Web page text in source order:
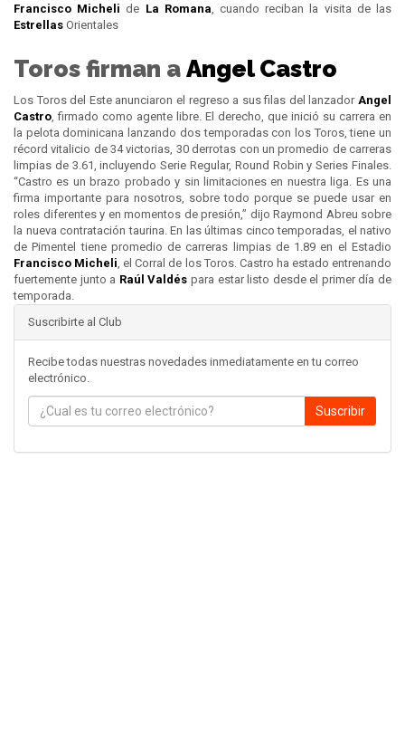
Francisco Micheli de La Romana , cuando reciban la visita de las
Estrellas Orientales
Toros firman a Angel Castro
Los Toros del Este anunciaron el regreso a sus filas del lanzador Angel
Castro , firmado como agente libre. El derecho, que inició su carrera en
la pelota dominicana lanzando dos temporadas con los Toros, tiene un
récord vitalicio de 34 victorias, 30 derrotas con un promedio de carreras
limpias de 3.61, incluyendo Serie Regular, Round Robin y Series Finales.
“Castro es un brazo probado y sin limitaciones en nuestra liga. Es una
firma importante para nosotros, sobre todo porque se puede usar en
roles diferentes y en momentos de presión,” dijo Raymond Abreu sobre
la nueva contratación taurina. En las últimas cinco temporadas, el nativo
de Pimentel tiene promedio de carreras limpias de 1.89 en el Estadio
Francisco Micheli , el Corral de los Toros. Castro ha estado entrenando
fuertemente junto a Raúl Valdés para estar listo desde el primer día de
temporada.
Suscribirte al Club
Recibe todas nuestras novedades inmediatamente en tu correo
electrónico.
Suscribir